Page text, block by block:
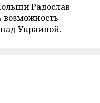
Радослав
возможность
Украиной.